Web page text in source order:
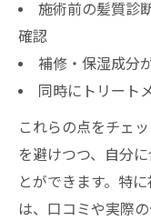
施術前の髪質診
確認
補修・保湿成分
同時にトリート
これらの点をチェ
を避けつつ、自分
とができます。特
は、口コミや実際